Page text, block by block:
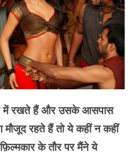
में रखते हैं और उसके आसपास
मौजूद रहते हैं तो ये कहीं न कहीं
के तौर पर मैंने ये